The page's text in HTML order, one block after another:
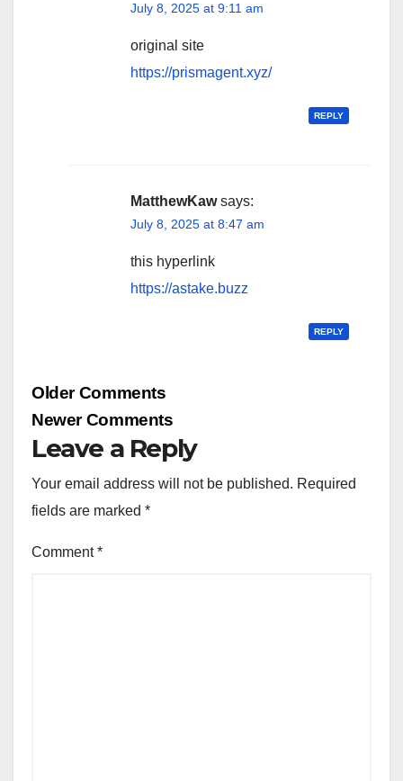
July 8, 2025 at 9:11 am
original site
https://prismagent.xyz/
REPLY
MatthewKaw says:
July 8, 2025 at 8:47 am
this hyperlink
https://astake.buzz
REPLY
Comment
Older Comments
Newer Comments
Leave a Reply
Your email address will not be published. Required
fields are marked *
Comment*